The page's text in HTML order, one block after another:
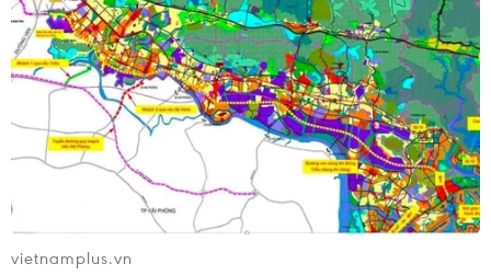
vietnamplus.vn